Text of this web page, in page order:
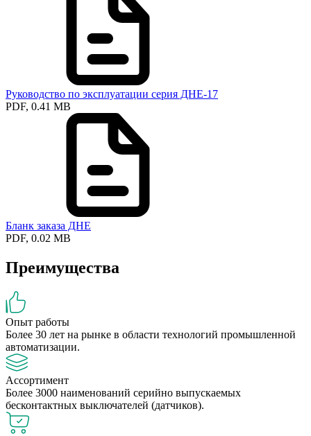
Руководство по эксплуатации серия ДНЕ-17
PDF, 0.41 MB
Бланк заказа ДНЕ
PDF, 0.02 MB
Преимущества
Опыт работы
Более 30 лет на рынке в области технологий промышленной
автоматизации.
Ассортимент
Более 3000 наименований серийно выпускаемых
бесконтактных выключателей (датчиков).